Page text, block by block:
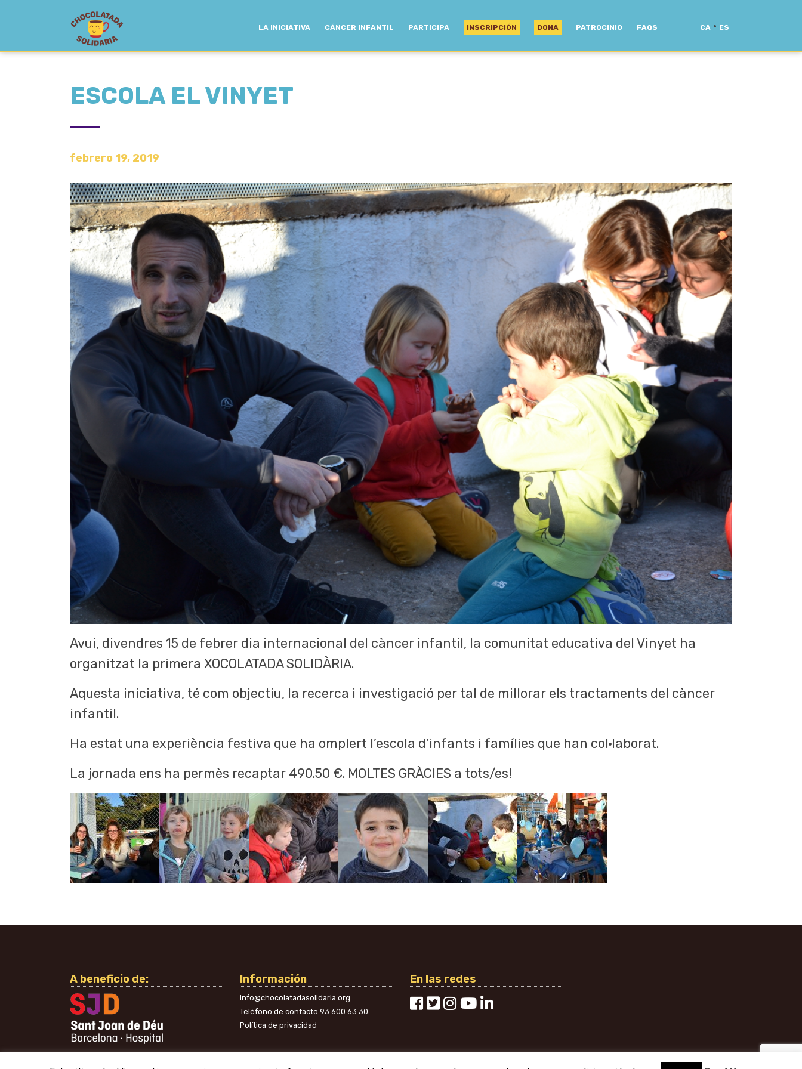
LA INICIATIVA CÁNCER INFANTIL PARTICIPA INSCRIPCIÓN DONA PATROCINIO FAQS CA · ES
ESCOLA EL VINYET
febrero 19, 2019
Avui, divendres 15 de febrer dia internacional del càncer infantil, la comunitat educativa del Vinyet ha
organitzat la primera XOCOLATADA SOLIDÀRIA.
Aquesta iniciativa, té com objectiu, la recerca i investigació per tal de millorar els tractaments del càncer
infantil.
Ha estat una experiència festiva que ha omplert l’escola d’infants i famílies que han col·laborat.
La jornada ens ha permès recaptar 490.50 €. MOLTES GRÀCIES a tots/es!
A beneficio de: Información
info@chocolatadasolidaria.org
Teléfono de contacto 93 600 63 30
Política de privacidad
En las redes